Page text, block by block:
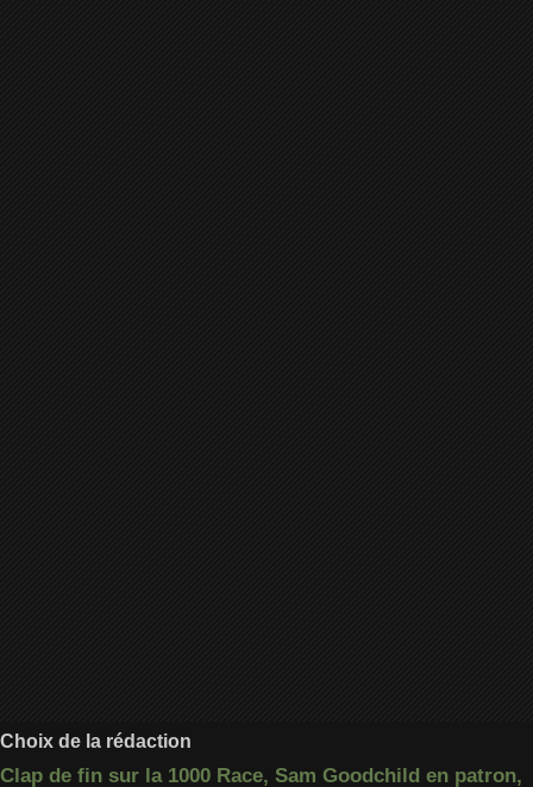
Choix de la rédaction
Clap de fin sur la 1000 Race, Sam Goodchild en patron,